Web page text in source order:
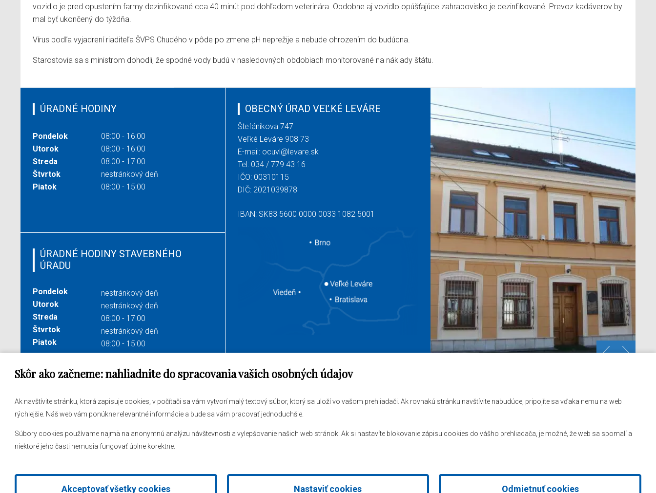
Skôr ako začneme: nahliadnite do spracovania vašich osobných údajov
Ak navštívite stránku, ktorá zapisuje cookies, v počítači sa vám vytvorí malý textový súbor, ktorý sa uloží vo vašom prehliadači. Ak rovnakú stránku navštívite nabudúce, pripojíte sa vďaka nemu na web
rýchlejšie. Náš web vám ponúkne relevantné informácie a bude sa vám pracovať jednoduchšie.
Súbory cookies používame najmä na anonymnú analýzu návštevnosti a vylepšovanie našich web stránok. Ak si nastavíte blokovanie zápisu cookies do vášho prehliadača, je možné, že web sa spomalí a
niektoré jeho časti nemusia fungovať úplne korektne.
Akceptovať všetky cookies Nastaviť cookies Odmietnuť cookies
vozidlo je pred opustením farmy dezinfikované cca 40 minút pod dohľadom veterinára. Obdobne aj vozidlo opúšťajúce zahrabovisko je dezinfikované. Prevoz kadáverov by
mal byť ukončený do týždňa.
Vírus podľa vyjadrení riaditeľa ŠVPS Chudého v pôde po zmene pH neprežije a nebude ohrozením do budúcna.
Starostovia sa s ministrom dohodli, že spodné vody budú v nasledovných obdobiach monitorované na náklady štátu.
ÚRADNÉ HODINY
Pondelok
08:00 - 16:00
Utorok
08:00 - 16:00
Streda
08:00 - 17:00
Štvrtok
nestránkový deň
Piatok
08:00 - 15:00
ÚRADNÉ HODINY STAVEBNÉHO
ÚRADU
Pondelok
nestránkový deň
Utorok
nestránkový deň
Streda
08:00 - 17:00
Štvrtok
nestránkový deň
Piatok
08:00 - 15:00
OBECNÝ ÚRAD VEĽKÉ LEVÁRE
Štefánikova 747
Veľké Leváre 908 73
E-mail: ocuvl@levare.sk
Tel: 034 / 779 43 16
IČO: 00310115
DIČ: 2021039878
IBAN: SK83 5600 0000 0033 1082 5001
Informácie:ocuvl@levare.sk
Vyhlásenie o prístupnosti
Samospráva
Obecný úrad Hlásenia obecného rozhlasu Facebook
2026 © Obec Veľké Leváre|Tvorba web stránok AlejTech, spol. s r.o.